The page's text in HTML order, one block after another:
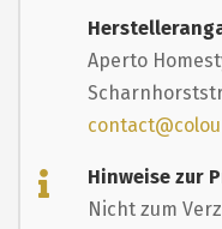
Aperto
Hinweise zur
Nicht zum